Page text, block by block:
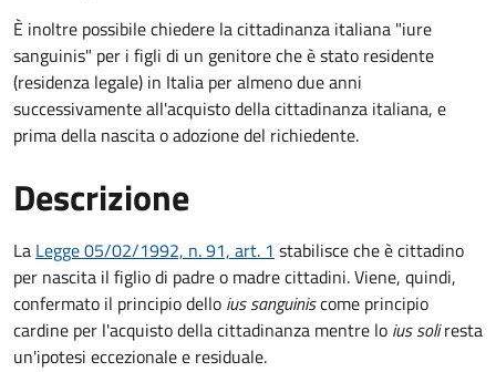
È inoltre possibile chiedere la cittadinanza italiana "iure
sanguinis" per i figli di un genitore che è stato residente
(residenza legale) in Italia per almeno due anni
successivamente all'acquisto della cittadinanza italiana, e
prima della nascita o adozione del richiedente.
Descrizione
La Legge 05/02/1992, n. 91, art. 1 stabilisce che è cittadino
per nascita il figlio di padre o madre cittadini. Viene, quindi,
confermato il principio dello ius sanguiniscome principio
cardine per l'acquisto della cittadinanza mentre lo ius soliresta
un'ipotesi eccezionale e residuale.